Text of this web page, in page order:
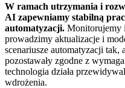
W ramach utrzymania i
AI zapewniamy stabilną
automatyzacji. Monitorujemy
prowadzimy aktualizacje i
scenariusze automatyzacji tak,
pozostawały zgodne z
technologia działa
wdrożenia.